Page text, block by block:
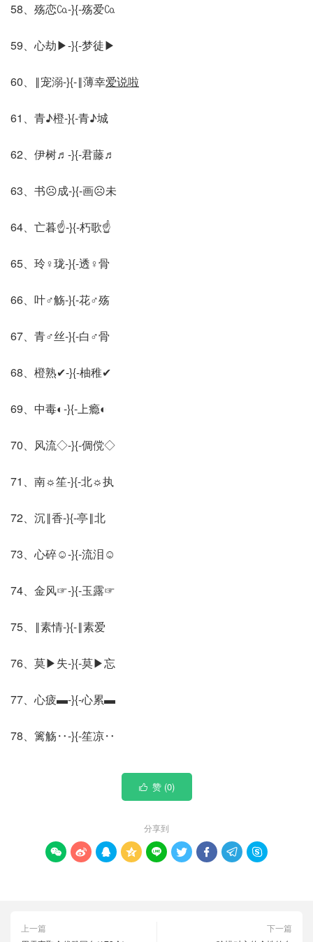
58、殇恋㏇-}{-殇爱㏇
59、心劫▶-}{-梦徒▶
60、‖宠溺-}{-‖薄幸爱说啦
61、青♪橙-}{-青♪城
62、伊树♬-}{-君藤♬
63、书☹成-}{-画☹未
64、亡暮☝-}{-朽歌☝
65、玲♀珑-}{-透♀骨
66、叶♂觞-}{-花♂殇
67、青♂丝-}{-白♂骨
68、橙熟✔-}{-柚稚✔
69、中毒◐-}{-上瘾◐
70、风流◇-}{-倜傥◇
71、南☼笙-}{-北☼执
72、沉‖香-}{-亭‖北
73、心碎☺-}{-流泪☺
74、金风☞-}{-玉露☞
75、‖素情-}{-‖素爱
76、莫▶失-}{-莫▶忘
77、心疲▬-}{-心累▬
78、篱觞‥-}{-笙凉‥
 赞 (0)
分享到
        
上一篇
下一篇